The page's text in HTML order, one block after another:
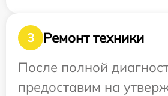
3
Ремонт техники
После полной
предоставим на